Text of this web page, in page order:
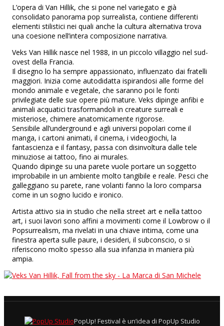
L’opera di Van Hillik, che si pone nel variegato e già
consolidato panorama pop surrealista, contiene differenti
elementi stilistici nei quali anche la cultura alternativa trova
una coesione nell’intera composizione narrativa.
Veks Van Hillik nasce nel 1988, in un piccolo villaggio nel sud-
ovest della Francia.
Il disegno lo ha sempre appassionato, influenzato dai fratelli
maggiori. Inizia come autodidatta ispirandosi alle forme del
mondo animale e vegetale, che saranno poi le fonti
privilegiate delle sue opere più mature. Veks dipinge anfibi e
animali acquatici trasformandoli in creature surreali e
misteriose, chimere anatomicamente rigorose.
Sensibile all’underground e agli universi popolari come il
manga, i cartoni animati, il cinema, i videogiochi, la
fantascienza e il fantasy, passa con disinvoltura dalle tele
minuziose ai tattoo, fino ai murales.
Quando dipinge su una parete vuole portare un soggetto
improbabile in un ambiente molto tangibile e reale. Pesci che
galleggiano su parete, rane volanti fanno la loro comparsa
come in un sogno lucido e ironico.
Artista attivo sia in studio che nella street art e nella tattoo
art, i suoi lavori sono affini a movimenti come il Lowbrow o il
Popsurrealism, ma rivelati in una chiave intima, come una
finestra aperta sulle paure, i desideri, il subconscio, o si
riferiscono molto spesso alla sua infanzia in maniera più
ampia.
PopUp! Festival è un’idea di PopUp Studio